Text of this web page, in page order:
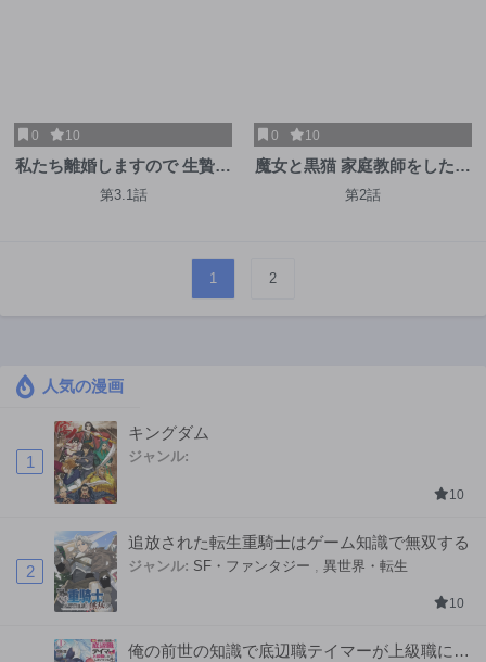
0 10
私たち離婚しますので 生贄令
嬢と冷酷軍人の完璧なる離婚
第3.1話
0 10
魔女と黒猫 家庭教師をしたら
高慢な姫様に懐かれました
第2話
1 2
人気の漫画
1
キングダム
ジャンル:
10
2
追放された転生重騎士はゲーム知識で無双する
ジャンル: SF・ファンタジー 異世界・転生
10
俺の前世の知識で底辺職テイマーが上級職にな